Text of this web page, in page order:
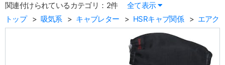
関連付けられているカテゴリ：2件
全て表示
トップ
吸気系 キャブレター HSRキャブ関係 エアク